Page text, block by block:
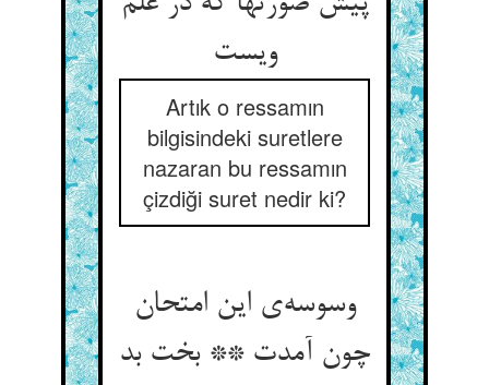
ویست
Artık o ressamın
bilgisindeki suretlere
nazaran bu ressamın
çizdiği suret nedir ki?
وسوسه‌ی این امتحان
چون آمدت ** بخت بد